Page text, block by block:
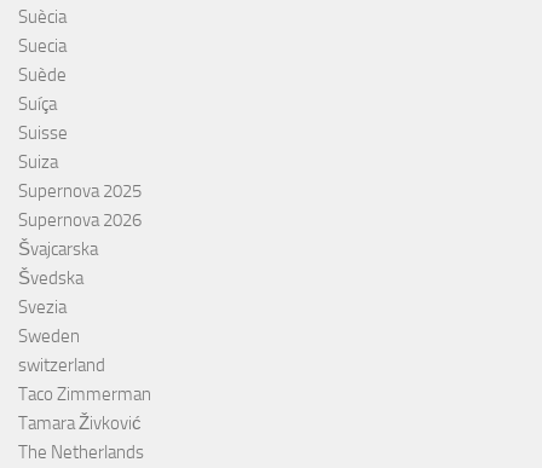
Suècia
Suecia
Suède
Suíça
Suisse
Suiza
Supernova 2025
Supernova 2026
Švajcarska
Švedska
Svezia
Sweden
switzerland
Taco Zimmerman
Tamara Živković
The Netherlands